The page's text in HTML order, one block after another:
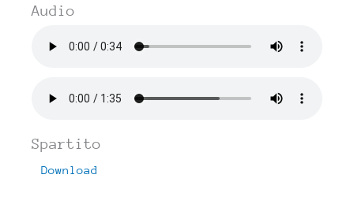
Audio
Spartito
Download